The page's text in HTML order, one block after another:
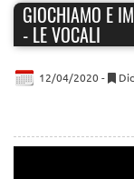
GIOCHIAMO E
- LE VOCALI
12/04/2020 -